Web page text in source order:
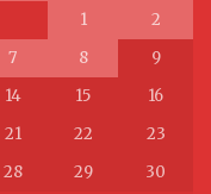
1
2
7 8
9
14 15
16
21 22
23
28 29 30